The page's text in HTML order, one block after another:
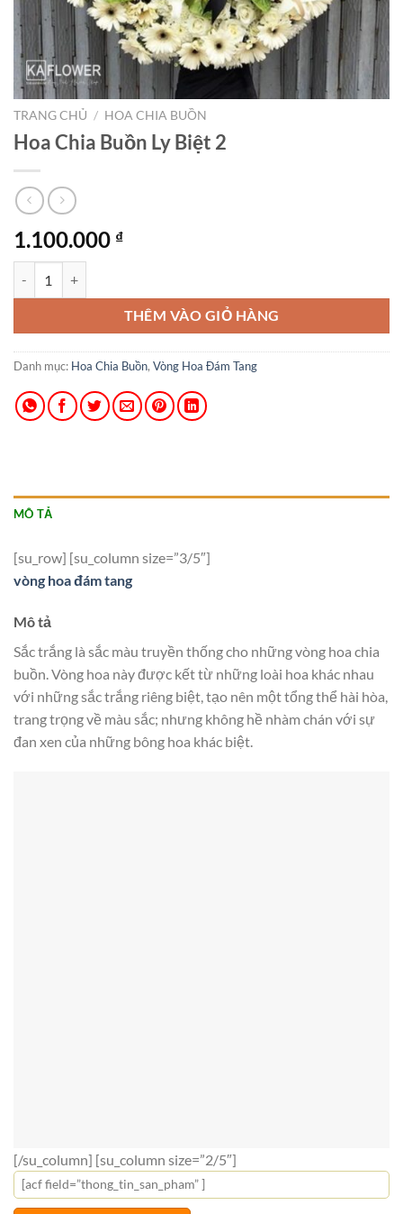
TRANG CHỦ / HOA CHIA BUỒN
Hoa Chia Buồn Ly Biệt 2
1.100.000 ₫
THÊM VÀO GIỎ HÀNG
Danh mục: Hoa Chia Buồn, Vòng Hoa Đám Tang
MÔ TẢ
[su_row] [su_column size=”3/5″]
vòng hoa đám tang
Mô tả
Sắc trắng là sắc màu truyền thống cho những vòng hoa chia
buồn. Vòng hoa này được kết từ những loài hoa khác nhau
với những sắc trắng riêng biệt, tạo nên một tổng thể hài hòa,
trang trọng về màu sắc; nhưng không hề nhàm chán với sự
đan xen của những bông hoa khác biệt.
[/su_column] [su_column size=”2/5″]
[acf field=”thong_tin_san_pham” ]